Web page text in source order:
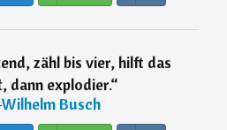
zähl bis vier, hilft das
dann explodier.“
Wilhelm Busch